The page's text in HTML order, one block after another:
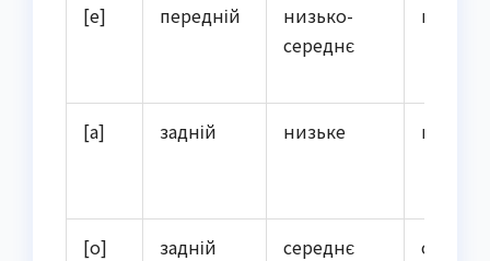
[е] передній
низько-
середнє
[а] задній низьке
[о] задній середнє